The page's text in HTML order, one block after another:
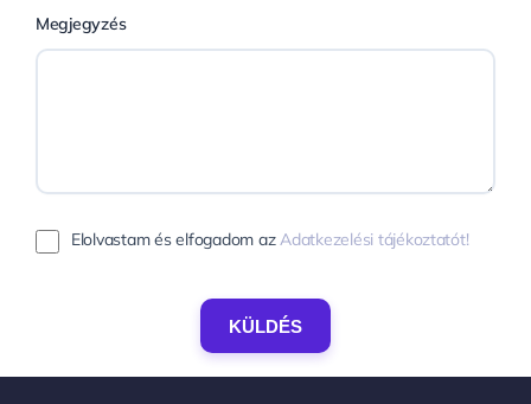
Megjegyzés
Elolvastam és elfogadom azAdatkezelési tájékoztatót!
KÜLDÉS